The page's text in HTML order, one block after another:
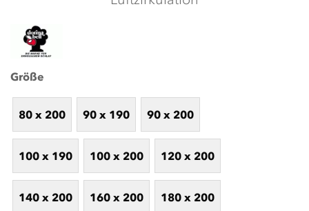
Größe
80 x 200 90 x 190 90 x 200
100 x 190 100 x 200 120 x 200
140 x 200 160 x 200 180 x 200